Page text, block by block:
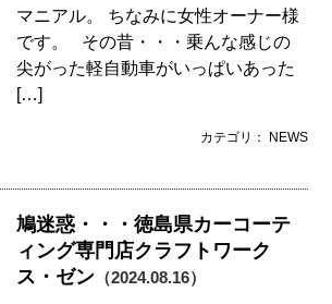
マニアル。 ちなみに女性オーナー様
です。 その昔・・・乗んな感じの
尖がった軽自動車がいっぱいあった
[…]
カテゴリ： NEWS
鳩迷惑・・・徳島県カーコーテ
ィング専門店クラフトワーク
ス・ゼン （2024.08.16）